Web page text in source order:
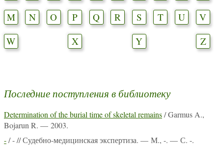
M
N O P Q R S T U
V
W
X Y Z
Последние поступления в библиотеку
Determination of the burial time of skeletal remains/ Garmus A.,
Bojarun R. — 2003.
-/ - // Судебно-медицинская экспертиза. — М., -. — С. -.